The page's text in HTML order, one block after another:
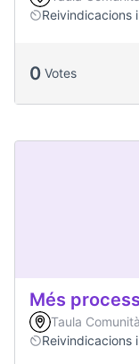
Reivindicacions
0 Votes
Més
Taula
Reivindicacions